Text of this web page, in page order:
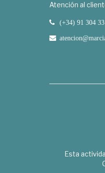
Atención al
(+34) 91 304
Esta